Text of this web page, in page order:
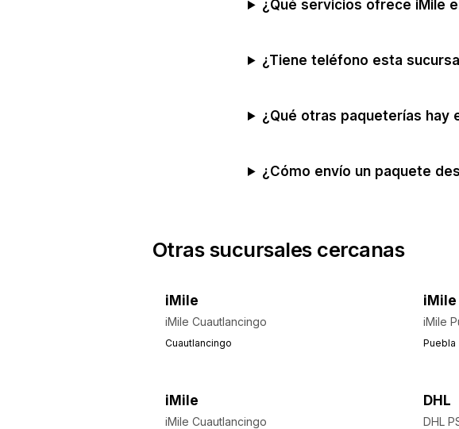
¿Qué servicios ofrece iMile
¿Tiene teléfono esta
¿Qué otras paqueterías hay
¿Cómo envío un paquete
Otras sucursales cercanas
iMile
iMile Cuautlancingo
Cuautlancingo
iMile
iMile
Puebla
iMile
iMile Cuautlancingo
DHL
DHL